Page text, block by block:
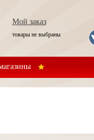
Мой заказ
товары не выбраны